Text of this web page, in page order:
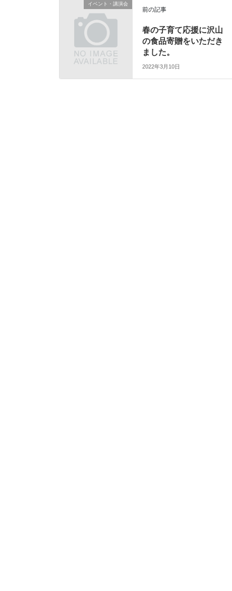
イベント・講演会
前の記事
春の子育て応援に沢山
の食品寄贈をいただき
ました。
2022年3月10日